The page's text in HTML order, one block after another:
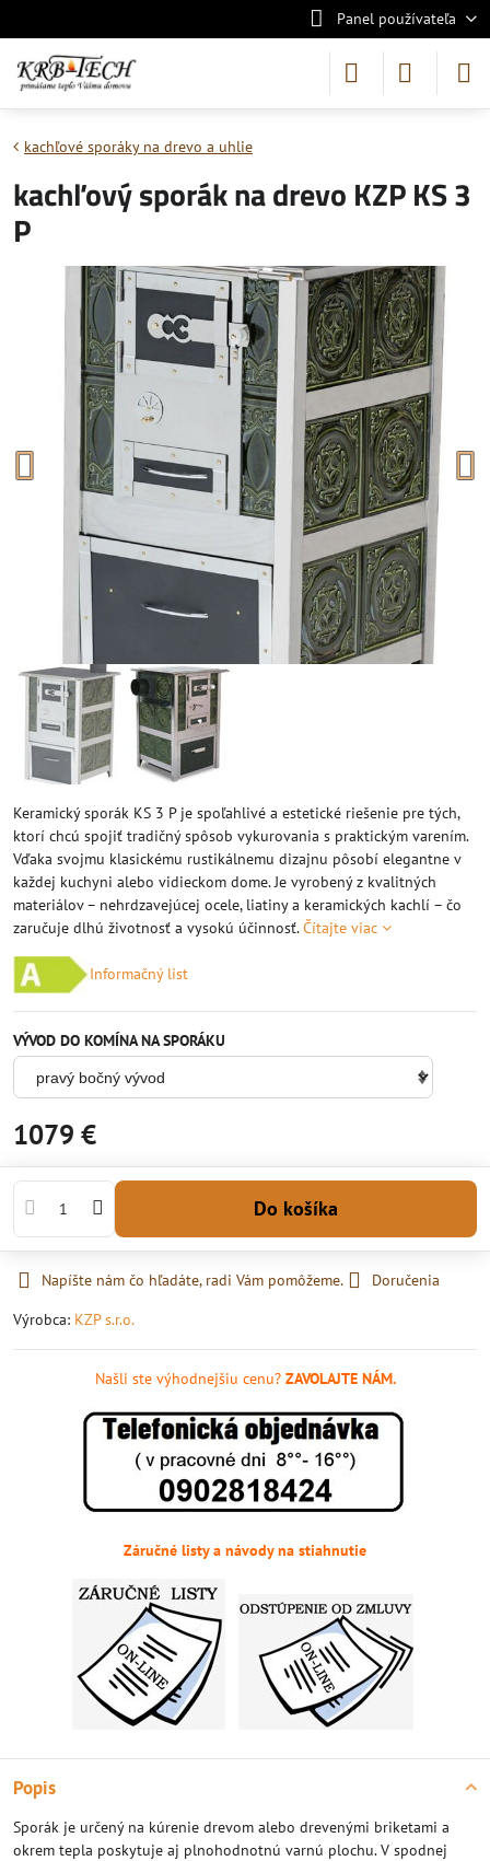
Panel používateľa
kachľové sporáky na drevo a uhlie
kachľový sporák na drevo KZP KS 3
P
Keramický sporák KS 3 P je spoľahlivé a estetické riešenie pre tých,
ktorí chcú spojiť tradičný spôsob vykurovania s praktickým varením.
Vďaka svojmu klasickému rustikálnemu dizajnu pôsobí elegantne v
každej kuchyni alebo vidieckom dome. Je vyrobený z kvalitných
materiálov – nehrdzavejúcej ocele, liatiny a keramických kachlí – čo
zaručuje dlhú životnosť a vysokú účinnosť.Čítajte viac
Informačný list
VÝVOD DO KOMÍNA NA SPORÁKU
1079 €
Do košíka
Napíšte nám čo hľadáte, radi Vám pomôžeme.
Doručenia
Výrobca: KZP s.r.o.
Našli ste výhodnejšiu cenu?ZAVOLAJTE NÁM.
Záručné listy a návody na stiahnutie
Popis
Sporák je určený na kúrenie drevom alebo drevenými briketami a
okrem tepla poskytuje aj plnohodnotnú varnú plochu. V spodnej